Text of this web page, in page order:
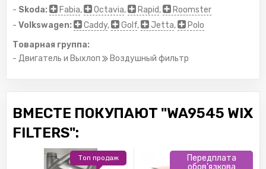
- Skoda: Fabia, Octavia, Rapid,
Roomster
- Volkswagen: Caddy, Golf, Jetta,
Polo
Товарная группа:
- Двигатель и Выхлоп
Воздушный фильтр
ВМЕСТЕ ПОКУПАЮТ "WA9545 WIX
FILTERS":
Топ продаж
Передплата
обов'язкова